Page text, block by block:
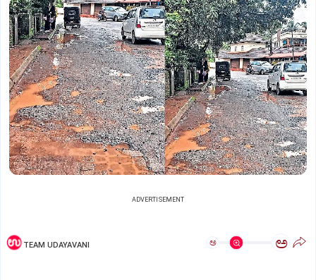
ADVERTISEMENT
TEAM UDAYAVANI ಅ ಅ